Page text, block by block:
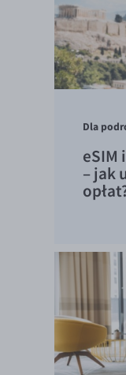
Dla
eSIM
– jak